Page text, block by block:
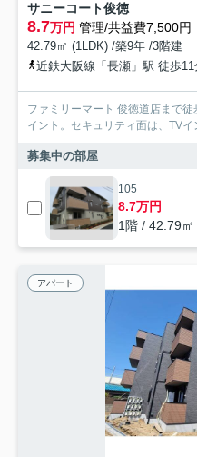
サニーコート俊徳
8.7万円 管理/共益費7,500円
42.79㎡ (1LDK) /築9年 /3階建
近鉄大阪線「長瀬」駅 徒歩11
ファミリーマート 俊徳道店まで
イント。セキュリティ面は、TV
募集中の部屋
105
8.7万円
1階 / 42.79
アパート